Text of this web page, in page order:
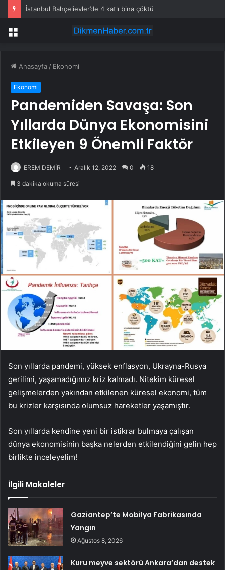
İstanbul Bahçelievler’de 4 katlı bina çöktü
Menü
Anasayfa / Ekonomi
Ekonomi
Pandemiden Savaşa: Son
Yıllarda Dünya Ekonomisini
Etkileyen 9 Önemli Faktör
EREM DEMİR Aralık 12, 2022 0 18
3 dakika okuma süresi
Son yıllarda pandemi, yüksek enflasyon, Ukrayna-Rusya
gerilimi, yaşamadığımız kriz kalmadı. Nitekim küresel
gelişmelerden yakından etkilenen küresel ekonomi, tüm
bu krizler karşısında olumsuz hareketler yaşamıştır.
Son yıllarda kendine yeni bir istikrar bulmaya çalışan
dünya ekonomisinin başka nelerden etkilendiğini gelin hep
birlikte inceleyelim!
İlgili Makaleler
Gaziantep’te Mobilya Fabrikasında
Yangın
Ağustos 8, 2026
Kuru meyve sektörü Ankara’dan destek